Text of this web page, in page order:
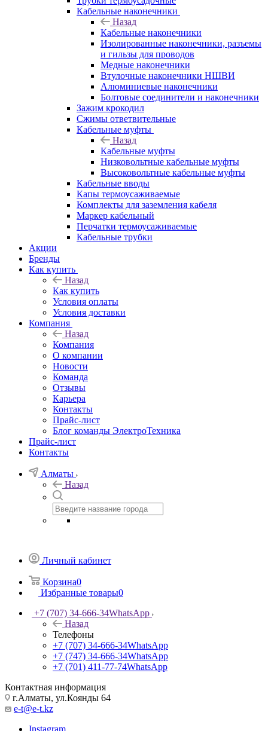
Кабельные наконечники
Назад
Кабельные наконечники
Изолированные наконечники, разъемы
и гильзы для проводов
Медные наконечники
Втулочные наконечники НШВИ
Алюминиевые наконечники
Болтовые соединители и наконечники
Зажим крокодил
Сжимы ответвительные
Кабельные муфты
Назад
Кабельные муфты
Низковольтные кабельные муфты
Высоковольтные кабельные муфты
Кабельные вводы
Капы термоусаживаемые
Комплекты для заземления кабеля
Маркер кабельный
Перчатки термоусаживаемые
Кабельные трубки
Акции
Бренды
Как купить
Назад
Как купить
Условия оплаты
Условия доставки
Компания
Назад
Компания
О компании
Новости
Команда
Отзывы
Карьера
Контакты
Прайс-лист
Блог команды ЭлектроТехника
Прайс-лист
Контакты
Алматы
Назад
Личный кабинет
Корзина0
Избранные товары0
+7 (707) 34-666-34WhatsApp
Назад
Телефоны
+7 (707) 34-666-34WhatsApp
+7 (747) 34-666-34WhatsApp
+7 (701) 411-77-74WhatsApp
Контактная информация
г.Алматы, ул.Коянды 64
e-t@e-t.kz
Instagram